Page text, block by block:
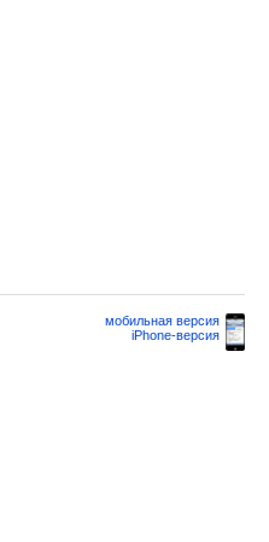
мобильная версия
iPhone-версия